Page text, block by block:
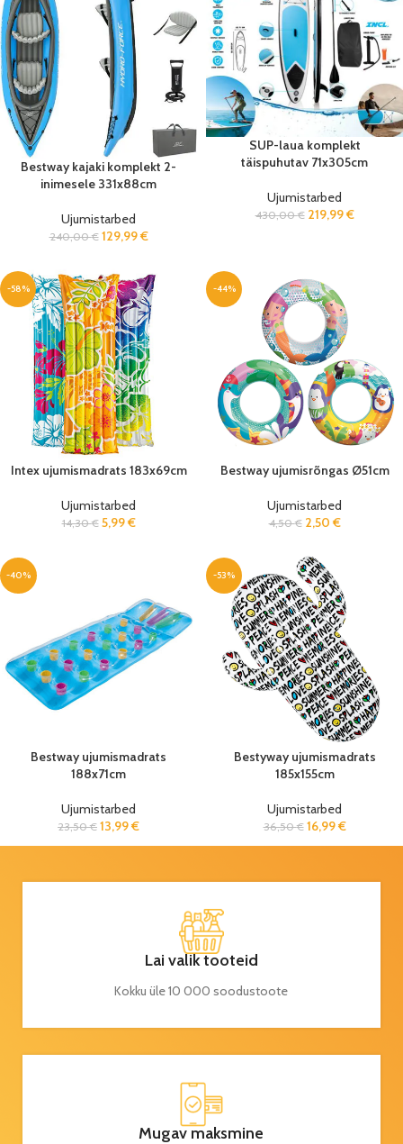
Bestway kajaki komplekt 2-
inimesele 331x88cm
Ujumistarbed
240,00€ 129,99€
SUP-laua komplekt
täispuhutav 71x305cm
Ujumistarbed
430,00€ 219,99€
-58%
Intex ujumismadrats 183x69cm
Ujumistarbed
14,30€ 5,99€
-44%
Bestway ujumisrõngas Ø51cm
Ujumistarbed
4,50€ 2,50 €
-40%
Bestway ujumismadrats
188x71cm
Ujumistarbed
23,50€ 13,99€
-53%
Bestyway ujumismadrats
185x155cm
Ujumistarbed
36,50€ 16,99€
Lai valik tooteid
Kokku üle 10 000 soodustoote
Mugav maksmine